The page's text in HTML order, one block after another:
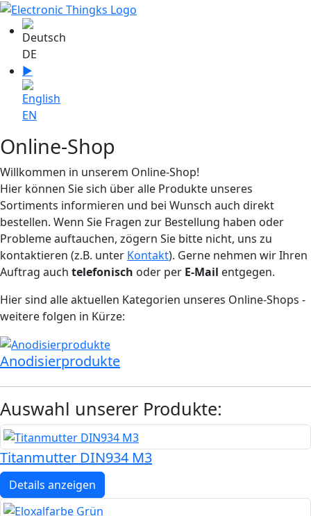
Sprache auswählen
DE
▶
EN
Online-Shop
Willkommen in unserem Online-Shop!
Hier können Sie sich über alle Produkte unseres
Sortiments informieren und bei Wunsch auch direkt
bestellen. Wenn Sie Fragen zur Bestellung haben oder
Probleme auftauchen, zögern Sie bitte nicht, uns zu
kontaktieren (z.B. unter Kontakt). Gerne nehmen wir Ihren
Auftrag auch telefonisch oder per E-Mail entgegen.
Hier sind alle aktuellen Kategorien unseres Online-Shops -
weitere folgen in Kürze:
Anodisierprodukte
Auswahl unserer Produkte:
Titanmutter DIN934 M3
Details anzeigen